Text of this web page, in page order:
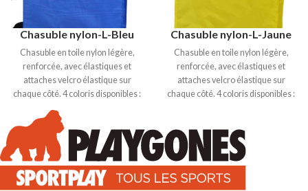
Chasuble nylon-L-Bleu
Chasuble en toile nylon légère,
renforcée, avec élastiques et
attaches velcro élastique sur
chaque côté. 4 coloris disponibles :
Bleu, Rouge, Jaune et Vert. Taille S :
Hauteur 52 cm, largeur 29cm.
Taille M : Hauteur 56cm, largeur
31cm. Taille L : Hauteur 60cm,
largeur 35cm.
Chasuble nylon-L-Jaune
Chasuble en toile nylon légère,
renforcée, avec élastiques et
attaches velcro élastique sur
chaque côté. 4 coloris disponibles :
Taille M : Hauteur 56cm, largeur
31cm. Taille L : Hauteur 60cm,
largeur 35cm.